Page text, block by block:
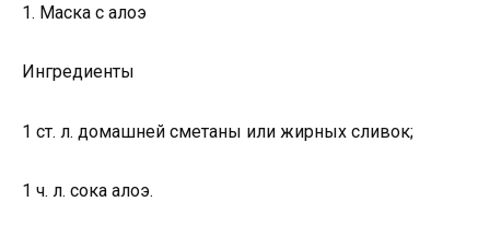
1. Маска с алоэ
Ингредиенты
1 ст. л. домашней сметаны или жирных сливок;
1 ч. л. сока алоэ.